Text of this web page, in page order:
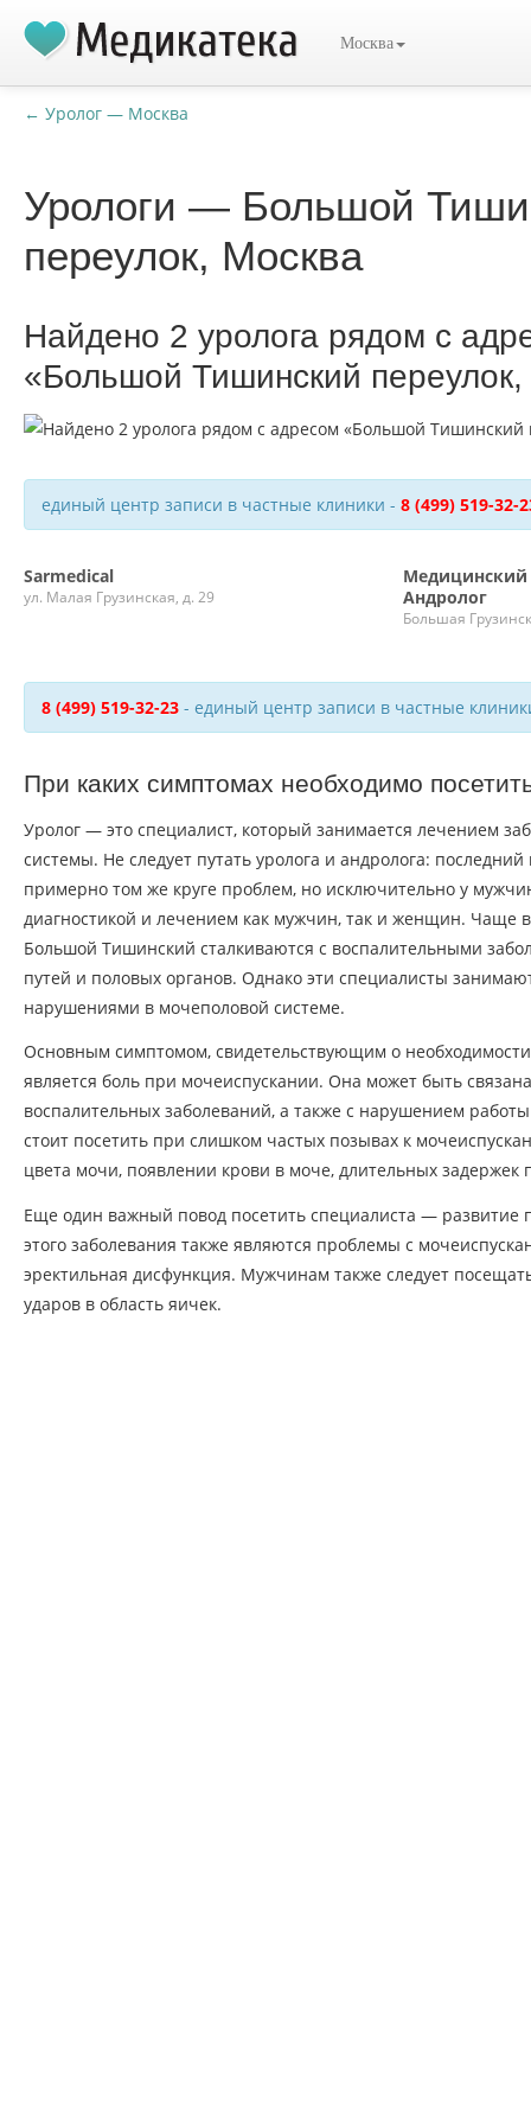
Москва
← Уролог — Москва
Урологи — Большой
переулок, Москва
Найдено 2 уролога рядом с
«Большой Тишинский
единый центр записи в частные клиники - 8 (499) 519-32-
Sarmedical
ул. Малая Грузинская, д. 29
Медицинский
Андролог
Большая
8 (499) 519-32-23 - единый центр записи в частные
При каких симптомах необходимо
Уролог — это специалист, который занимается лечением
системы. Не следует путать уролога и андролога:
примерно том же круге проблем, но исключительно у
диагностикой и лечением как мужчин, так и женщин. Чаще
Большой Тишинский сталкиваются с воспалительными
путей и половых органов. Однако эти специалисты
нарушениями в мочеполовой системе.
Основным симптомом, свидетельствующим о необходимости
является боль при мочеиспускании. Она может быть
воспалительных заболеваний, а также с нарушением
стоит посетить при слишком частых позывах к
цвета мочи, появлении крови в моче, длительных задержек
Еще один важный повод посетить специалиста — развитие
этого заболевания также являются проблемы с
эректильная дисфункция. Мужчинам также следует
ударов в область яичек.